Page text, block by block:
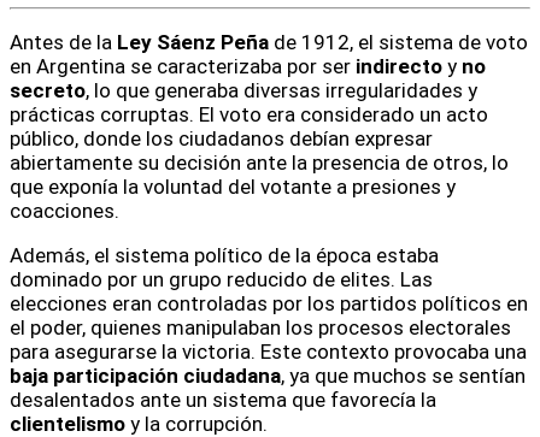
Antes de la Ley Sáenz Peña de 1912, el sistema de voto
en Argentina se caracterizaba por ser indirecto y no
secreto, lo que generaba diversas irregularidades y
prácticas corruptas. El voto era considerado un acto
público, donde los ciudadanos debían expresar
abiertamente su decisión ante la presencia de otros, lo
que exponía la voluntad del votante a presiones y
coacciones.
Además, el sistema político de la época estaba
dominado por un grupo reducido de elites. Las
elecciones eran controladas por los partidos políticos en
el poder, quienes manipulaban los procesos electorales
para asegurarse la victoria. Este contexto provocaba una
baja participación ciudadana, ya que muchos se sentían
desalentados ante un sistema que favorecía la
clientelismo y la corrupción.